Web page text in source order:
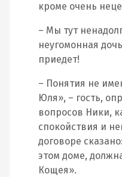
кроме очень
– Мы тут
неугомонная
приедет!
– Понятия не
Юля», – гость,
вопросов Ники,
спокойствия и
договоре
этом доме,
Кощея».